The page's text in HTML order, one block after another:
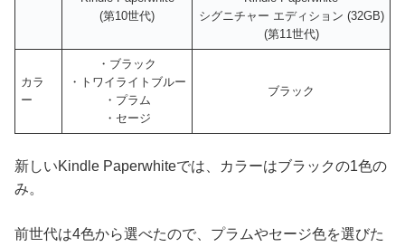
(第10世代)
シグニチャー エディション (32GB)
(第11世代)
カラ
ー
・ブラック
・トワイライトブルー
・プラム
・セージ
ブラック
新しいKindle Paperwhiteでは、カラーはブラックの1色の
み。
前世代は4色から選べたので、プラムやセージ色を選びた